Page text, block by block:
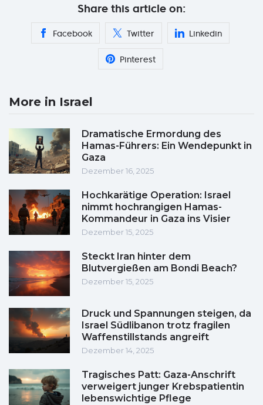
Share this article on:
Facebook Twitter Linkedin
Pinterest
More in Israel
Dramatische Ermordung des
Hamas-Führers: Ein Wendepunkt in
Gaza
Dezember 16, 2025
Hochkarätige Operation: Israel
nimmt hochrangigen Hamas-
Kommandeur in Gaza ins Visier
Dezember 15, 2025
Steckt Iran hinter dem
Blutvergießen am Bondi Beach?
Dezember 15, 2025
Druck und Spannungen steigen, da
Israel Südlibanon trotz fragilen
Waffenstillstands angreift
Dezember 14, 2025
Tragisches Patt: Gaza-Anschrift
verweigert junger Krebspatientin
lebenswichtige Pflege